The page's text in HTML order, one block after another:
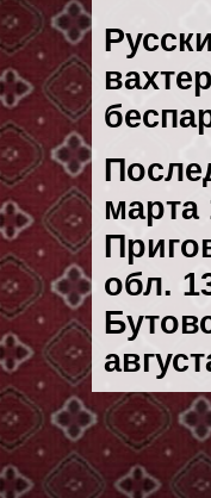
марта
обл.